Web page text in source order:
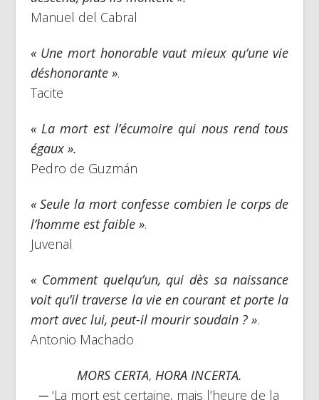
Manuel del Cabral
« Une mort honorable vaut mieux qu’une vie
déshonorante ».
Tacite
« La mort est l’écumoire qui nous rend tous
égaux ».
Pedro de Guzmán
« Seule la mort confesse combien le corps de
l’homme est faible ».
Juvenal
« Comment quelqu’un, qui dès sa naissance
voit qu’il traverse la vie en courant et porte la
mort avec lui, peut-il mourir soudain ? ».
Antonio Machado
MORS CERTA, HORA INCERTA.
─ ‘La mort est certaine, mais l’heure de la